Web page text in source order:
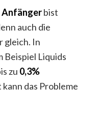
Anfängerbist
auch die
gleich. In
Beispiel Liquids
zu 0,3%
das Probleme